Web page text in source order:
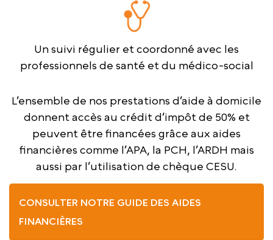
Un suivi régulier et coordonné avec les
professionnels de santé et du médico-social
L’ensemble de nos prestations d’aide à domicile
donnent accès au crédit d’impôt de 50% et
peuvent être financées grâce aux aides
financières comme l’APA, la PCH, l’ARDH mais
aussi par l’utilisation de chèque CESU.
CONSULTER NOTRE GUIDE DES AIDES
FINANCIÈRES